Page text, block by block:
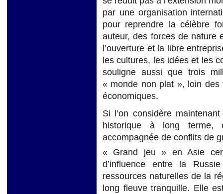
par une organisation
pour reprendre la célèbre
auteur, des forces de nature
l’ouverture et la libre
les cultures, les idées et les
souligne aussi que trois
« monde non plat », loin des
économiques.
Si l’on considère
historique à long terme,
accompagnée de conflits de
« Grand jeu » en Asie
d’influence entre la
ressources naturelles de la
long fleuve tranquille. Elle